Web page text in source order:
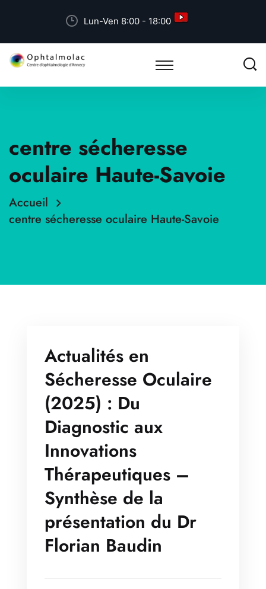
Lun-Ven 8:00 - 18:00
centre sécheresse
oculaire Haute-Savoie
Accueil
centre sécheresse oculaire Haute-Savoie
Actualités en
Sécheresse Oculaire
(2025) : Du
Diagnostic aux
Innovations
Thérapeutiques –
Synthèse de la
présentation du Dr
Florian Baudin